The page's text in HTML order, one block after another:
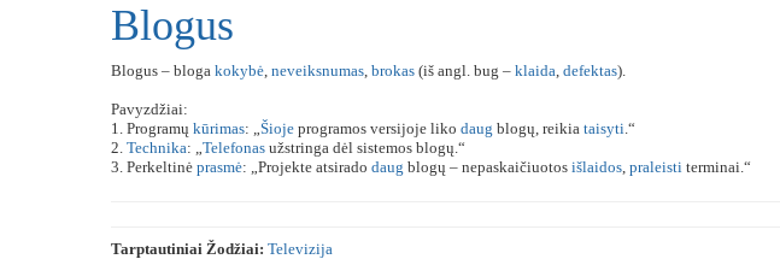
Blogus
Blogus – bloga kokybė, neveiksnumas, brokas (iš angl. bug – klaida, defektas).
Pavyzdžiai:
1. Programų kūrimas: „Šioje programos versijoje liko daug blogų, reikia taisyti.“
2. Technika: „Telefonas užstringa dėl sistemos blogų.“
3. Perkeltinė prasmė: „Projekte atsirado daug blogų – nepaskaičiuotos išlaidos, praleisti terminai.“
Tarptautiniai Žodžiai: Televizija